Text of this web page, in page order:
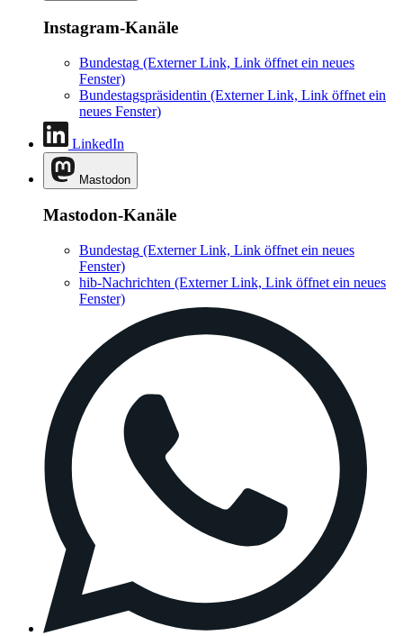
Instagram-Kanäle
Bundestag (Externer Link, Link öffnet ein neues
Fenster)
Bundestagspräsidentin (Externer Link, Link öffnet ein
neues Fenster)
LinkedIn
Mastodon
Mastodon-Kanäle
Bundestag (Externer Link, Link öffnet ein neues
Fenster)
hib-Nachrichten (Externer Link, Link öffnet ein neues
Fenster)